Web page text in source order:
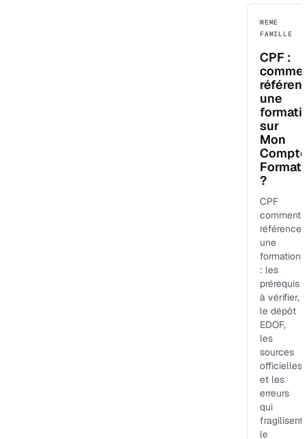
MEME
FAMILLE
CPF :
une
sur
Mon
Compte
?
CPF
comment
référencer
une
formation
: les
prérequis
à vérifier,
le dépôt
EDOF,
les
sources
officielles
et les
erreurs
qui
fragilisent
le